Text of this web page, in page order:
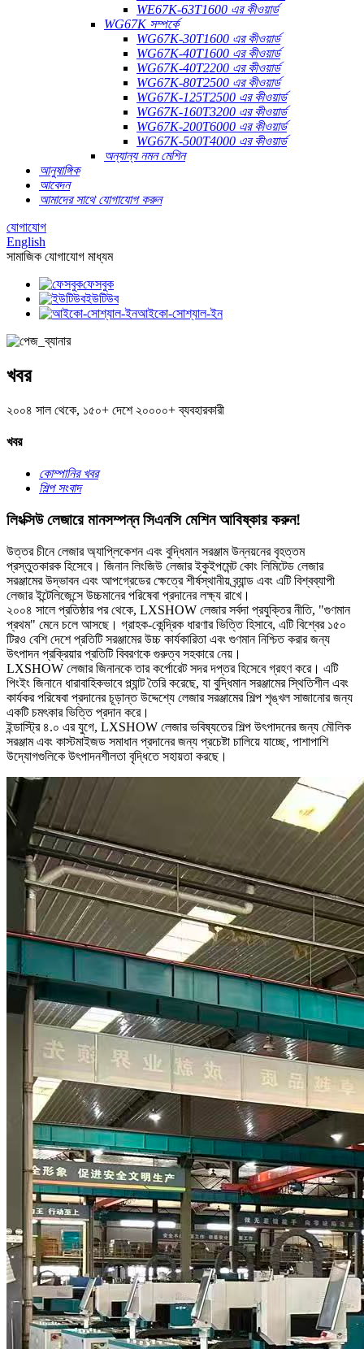
WE67K-63T1600 এর কীওয়ার্ড
WG67K সম্পর্কে
WG67K-30T1600 এর কীওয়ার্ড
WG67K-40T1600 এর কীওয়ার্ড
WG67K-40T2200 এর কীওয়ার্ড
WG67K-80T2500 এর কীওয়ার্ড
WG67K-125T2500 এর কীওয়ার্ড
WG67K-160T3200 এর কীওয়ার্ড
WG67K-200T6000 এর কীওয়ার্ড
WG67K-500T4000 এর কীওয়ার্ড
অন্যান্য নমন মেশিন
আনুষাঙ্গিক
আবেদন
আমাদের সাথে যোগাযোগ করুন
যোগাযোগ
English
সামাজিক যোগাযোগ মাধ্যম
ফেসবুক
ইউটিউব
আইকো-সোশ্যাল-ইন
খবর
২০০৪ সাল থেকে, ১৫০+ দেশে ২০০০০+ ব্যবহারকারী
খবর
কোম্পানির খবর
শিল্প সংবাদ
লিংক্সিউ লেজারে মানসম্পন্ন সিএনসি মেশিন আবিষ্কার করুন!
উত্তর চীনে লেজার অ্যাপ্লিকেশন এবং বুদ্ধিমান সরঞ্জাম উন্নয়নের বৃহত্তম
প্রস্তুতকারক হিসেবে। জিনান লিংজিউ লেজার ইকুইপমেন্ট কোং লিমিটেড লেজার
সরঞ্জামের উদ্ভাবন এবং আপগ্রেডের ক্ষেত্রে শীর্ষস্থানীয় ব্র্যান্ড এবং এটি বিশ্বব্যাপী
লেজার ইন্টেলিজেন্সে উচ্চমানের পরিষেবা প্রদানের লক্ষ্য রাখে।
২০০৪ সালে প্রতিষ্ঠার পর থেকে, LXSHOW লেজার সর্বদা প্রযুক্তির নীতি, "গুণমান
প্রথম" মেনে চলে আসছে। গ্রাহক-কেন্দ্রিক ধারণার ভিত্তি হিসাবে, এটি বিশ্বের ১৫০
টিরও বেশি দেশে প্রতিটি সরঞ্জামের উচ্চ কার্যকারিতা এবং গুণমান নিশ্চিত করার জন্য
উৎপাদন প্রক্রিয়ার প্রতিটি বিবরণকে গুরুত্ব সহকারে নেয়।
LXSHOW লেজার জিনানকে তার কর্পোরেট সদর দপ্তর হিসেবে গ্রহণ করে। এটি
পিংইং জিনানে ধারাবাহিকভাবে প্ল্যান্ট তৈরি করেছে, যা বুদ্ধিমান সরঞ্জামের স্থিতিশীল এবং
কার্যকর পরিষেবা প্রদানের চূড়ান্ত উদ্দেশ্যে লেজার সরঞ্জামের শিল্প শৃঙ্খল সাজানোর জন্য
একটি চমৎকার ভিত্তি প্রদান করে।
ইন্ডাস্ট্রি ৪.০ এর যুগে, LXSHOW লেজার ভবিষ্যতের শিল্প উৎপাদনের জন্য মৌলিক
সরঞ্জাম এবং কাস্টমাইজড সমাধান প্রদানের জন্য প্রচেষ্টা চালিয়ে যাচ্ছে, পাশাপাশি
উদ্যোগগুলিকে উৎপাদনশীলতা বৃদ্ধিতে সহায়তা করছে।